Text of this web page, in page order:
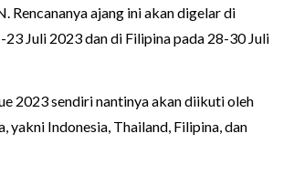
Rencananya ajang ini akan digelar di
23 Juli 2023 dan di Filipina pada 28-30 Juli
2023 sendiri nantinya akan diikuti oleh
yakni Indonesia, Thailand, Filipina, dan